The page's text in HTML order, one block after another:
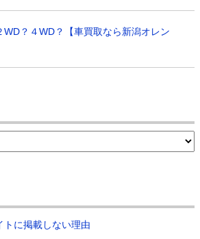
？４WD？【車買取なら新潟オレン
トに掲載しない理由